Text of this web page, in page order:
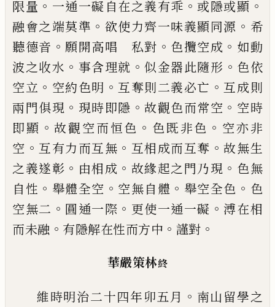
限量 。 一通一礙自在之義有乖 。 或隱或顯 。
融會之端莫準 。 欲使力齊一味義顯同源 。 希
聽德音 。 願開高唱 私對 。 色攬空成 。 如動
波之收水 。 事含理就 。似金器此隨形 。 色依
空立 。 空約色明 。 互奪則二義必亡 。 互成則
兩門俱現 。 現時即隱 。故觀色而常空 。 空時
即顯 。故觀空而恒色 。 色既非色 。 空亦非
空 。 互有力而互無 。 互相成而互奪 。故無生
之義遂彰 。 由相成 。 故緣起之門乃現 。 色無
自性 。 舉體全空 。 空無自體 。 舉空全色 。 色
空無二 。 圓通一際 。 更使一通一礙 。 溥在相
而未融 。 有隱解在性而方中 。 謹對 。
華嚴策林終
維時明治二十四年卯五月 。 南山留學之